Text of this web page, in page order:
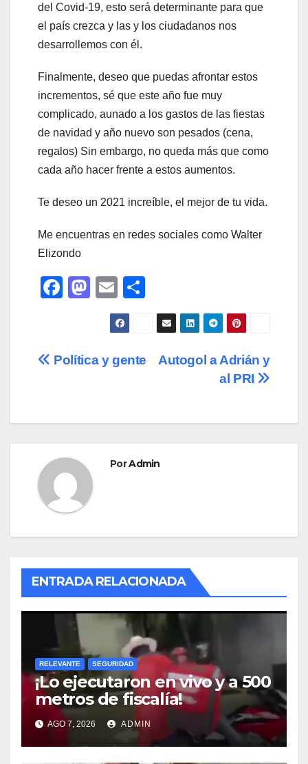
del Covid-19, esto será determinante para que
el país crezca y las y los ciudadanos nos
desarrollemos con él.
Finalmente, deseo que puedas afrontar estos
incrementos, sé que este año fue muy
complicado, aunado a los gastos de las fiestas
de navidad y año nuevo son pesados (cena,
regalos) Sin embargo, no queda más que como
cada año hacer frente a estos aumentos.
Te deseo un 2021 increíble, el mejor de tu vida.
Me encuentras en redes sociales como Walter
Elizondo
F
e
o
M
o
n
E
m
ail
o
m
p
Navegación
entradas
Autogol a Adrián y
al PRI
Política y gente
PorAdmin
ENTRADA RELACIONADA
RELEVANTE SEGURIDAD
¡Lo ejecutaron en vivo y a 500
metros de fiscalía!
AGO 7, 2026 ADMIN